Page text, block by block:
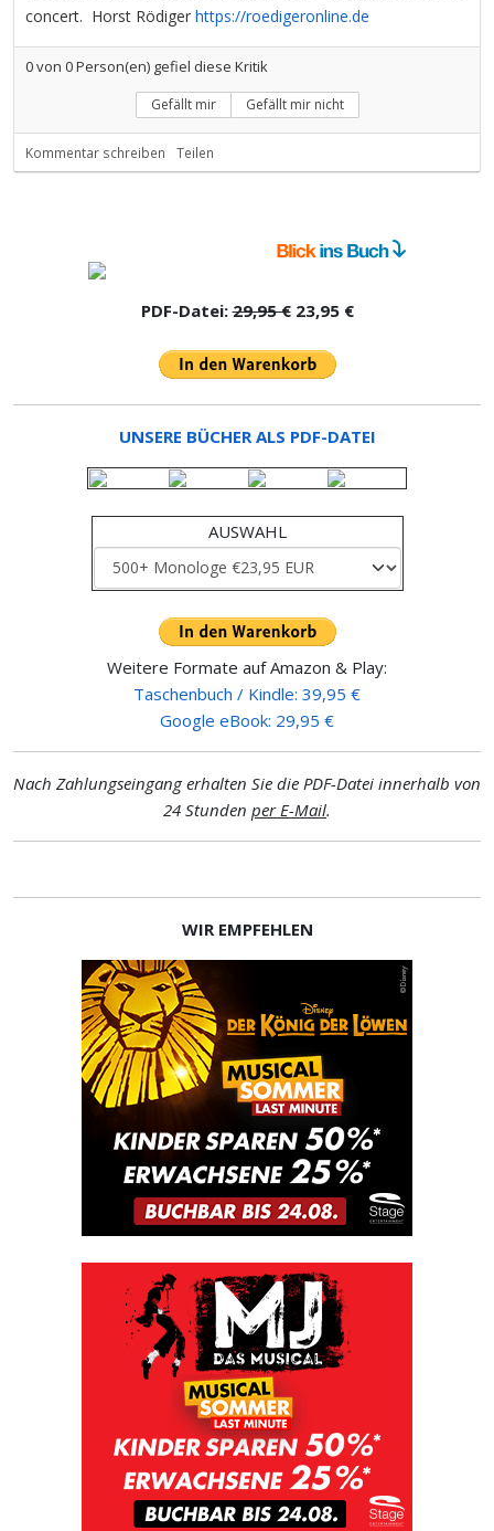
concert. Horst Rödiger https://roedigeronline.de
0von 0Person(en) gefiel diese Kritik
Gefällt mir Gefällt mir nicht
Kommentar schreiben Teilen
PDF-Datei:29,95 €23,95 €
UNSERE BÜCHER ALS PDF-DATEI
AUSWAHL
Weitere Formate auf Amazon & Play:
Taschenbuch / Kindle: 39,95 €
Google eBook: 29,95 €
Nach Zahlungseingang erhalten Sie die PDF-Datei innerhalb von
24 Stunden per E-Mail.
WIR EMPFEHLEN